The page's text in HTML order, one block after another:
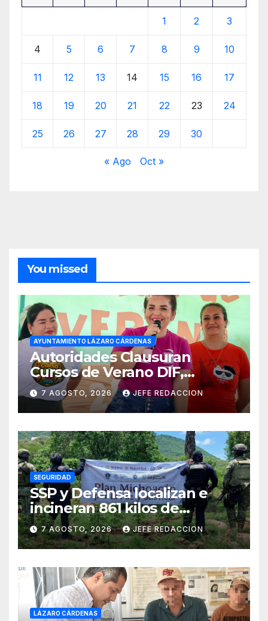
1 2 3
4 5 6 7 8 9 10
11 12 13 14 15 16 17
18 19 20 21 22 23 24
25 26 27 28 29 30
« Ago Oct »
You missed
AYUNTAMIENTO LÁZARO CÁRDENAS
Autoridades Clausuran
Cursos de Verano DIF,
Seguridad Pública y Casa de
Cultura 2026
7 AGOSTO, 2026 JEFE REDACCION
SEGURIDAD
SSP y Defensa localizan e
incineran 861 kilos de
marihuana en Huetamo
7 AGOSTO, 2026 JEFE REDACCION
LÁZARO CÁRDENAS